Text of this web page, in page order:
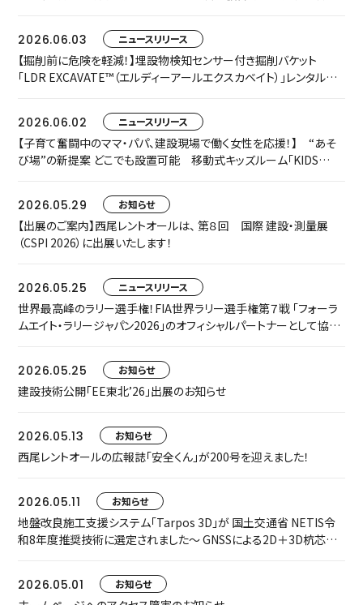
2026.06.03
ニュースリリース
【掘削前に危険を軽減！】埋設物検知センサー付き掘削バケット
「LDR EXCAVATE™（エルディーアールエクスカベイト）」レンタルを
2026.06.02
ニュースリリース
【子育て奮闘中のママ・パパ、建設現場で働く女性を応援！】 “あそ
び場”の新提案 どこでも設置可能 移動式キッズルーム「KIDS
2026.05.29
お知らせ
【出展のご案内】西尾レントオールは、 第８回 国際 建設・測量展
（CSPI 2026）に出展いたします！
2026.05.25 ニュースリリース
世界最高峰のラリー選手権！FIA世界ラリー選手権第７戦 「フォーラ
ムエイト・ラリージャパン2026」のオフィシャルパートナーとして協賛
2026.05.25
お知らせ
建設技術公開「EE東北’26」出展のお知らせ
2026.05.13 お知らせ
西尾レントオールの広報誌「安全くん」が200号を迎えました！
2026.05.11 お知らせ
地盤改良施工支援システム「Tarpos 3D」が 国土交通省 NETIS令
和8年度推奨技術に選定されました～ GNSSによる2D＋3D杭芯誘
2026.05.01
お知らせ